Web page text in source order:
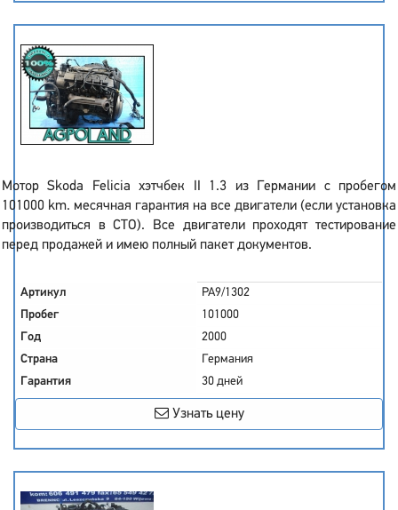
Мотор Skoda Felicia хэтчбек II 1.3 из Германии с пробегом
101000 km. месячная гарантия на все двигатели (если установка
производиться в СТО). Все двигатели проходят тестирование
перед продажей и имею полный пакет документов.
Артикул
PA9/1302
Пробег
101000
Год
2000
Страна
Германия
Гарантия
30 дней
Узнать цену